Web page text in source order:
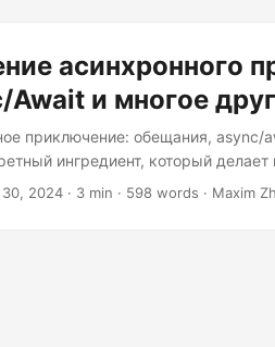
асинхронного
Await и многое
приключение: обещания, async/
ингредиент, который
и по-настоящему волшебными.
2024 · 3 min · 598 words · Maxim